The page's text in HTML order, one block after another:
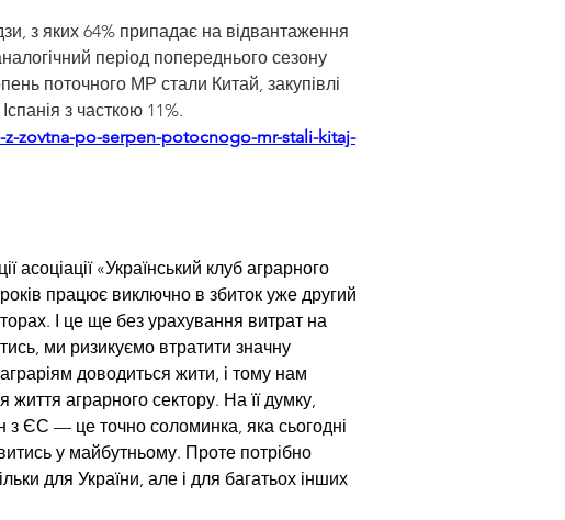
з яких 64% припадає на відвантаження
період попереднього сезону
поточного МР стали Китай, закупівлі
з часткою 11%.
zovtna-po-serpen-potocnogo-mr-stali-kitaj-
асоціації «Український клуб аграрного
працює виключно в збиток уже другий
І це ще без урахування витрат на
ми ризикуємо втратити значну
доводиться жити, і тому нам
аграрного сектору. На її думку,
з ЄС — це точно соломинка, яка сьогодні
у майбутньому. Проте потрібно
для України, але і для багатьох інших